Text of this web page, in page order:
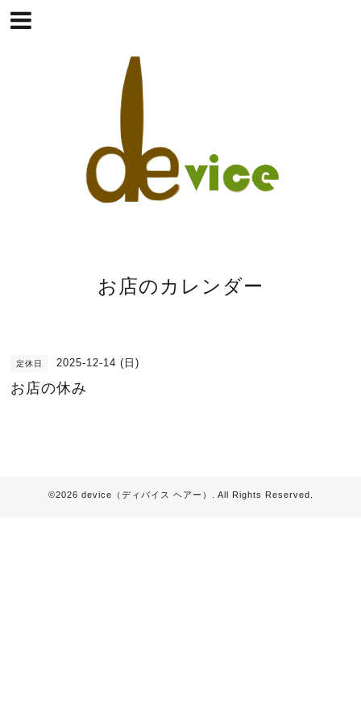
お店のカレンダー
定休日 2025-12-14 (日)
お店の休み
©2026 device（ディバイス ヘアー） . All Rights Reserved.